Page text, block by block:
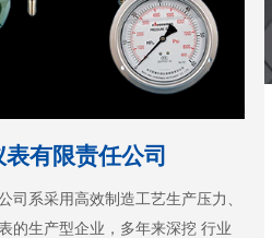
有限责任公司
司系采用高效制造工艺生产压力、
的生产型企业，多年来深挖 行业